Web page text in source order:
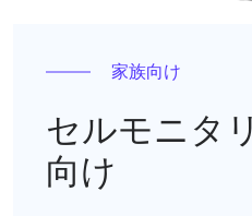
家族向け
セルモニタ
向け